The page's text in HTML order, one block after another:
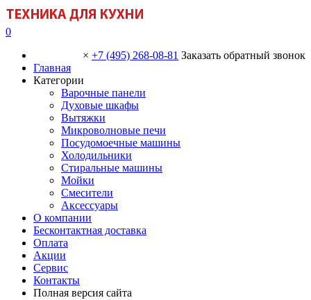
0
× +7 (495) 268-08-81 Заказать обратный звонок
Главная
Категории
Варочные панели
Духовые шкафы
Вытяжки
Микроволновые печи
Посудомоечные машины
Холодильники
Стиральные машины
Мойки
Смесители
Аксессуары
О компании
Бесконтактная доставка
Оплата
Акции
Сервис
Контакты
Полная версия сайта